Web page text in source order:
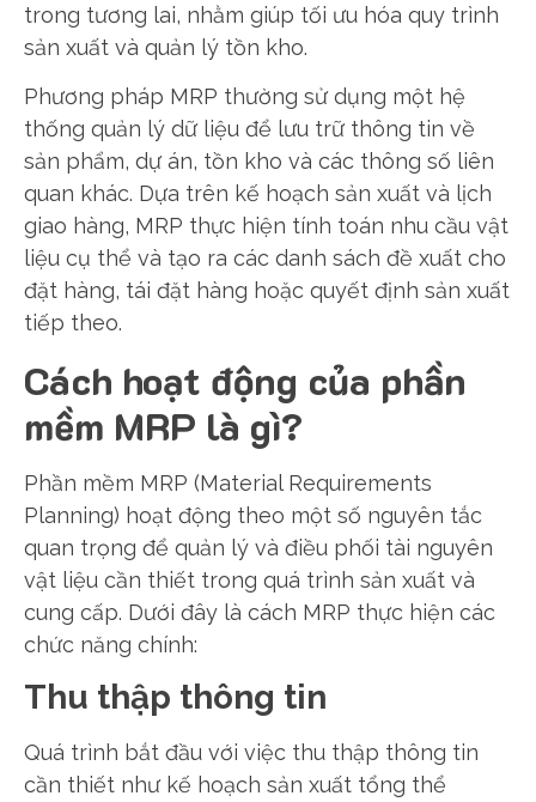
trong tương lai, nhằm giúp tối ưu hóa quy trình
sản xuất và quản lý tồn kho.
Phương pháp MRP thường sử dụng một hệ
thống quản lý dữ liệu để lưu trữ thông tin về
sản phẩm, dự án, tồn kho và các thông số liên
quan khác. Dựa trên kế hoạch sản xuất và lịch
giao hàng, MRP thực hiện tính toán nhu cầu vật
liệu cụ thể và tạo ra các danh sách đề xuất cho
đặt hàng, tái đặt hàng hoặc quyết định sản xuất
tiếp theo.
Cách hoạt động của phần
mềm MRP là gì?
Phần mềm MRP (Material Requirements
Planning) hoạt động theo một số nguyên tắc
quan trọng để quản lý và điều phối tài nguyên
vật liệu cần thiết trong quá trình sản xuất và
cung cấp. Dưới đây là cách MRP thực hiện các
chức năng chính:
Thu thập thông tin
Quá trình bắt đầu với việc thu thập thông tin
cần thiết như kế hoạch sản xuất tổng thể